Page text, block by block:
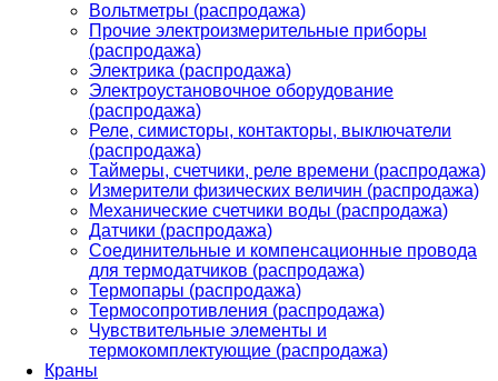
Вольтметры (распродажа)
Прочие электроизмерительные приборы
(распродажа)
Электрика (распродажа)
Электроустановочное оборудование
(распродажа)
Реле, симисторы, контакторы, выключатели
(распродажа)
Таймеры, счетчики, реле времени (распродажа)
Измерители физических величин (распродажа)
Механические счетчики воды (распродажа)
Датчики (распродажа)
Соединительные и компенсационные провода
для термодатчиков (распродажа)
Термопары (распродажа)
Термосопротивления (распродажа)
Чувствительные элементы и
термокомплектующие (распродажа)
Краны